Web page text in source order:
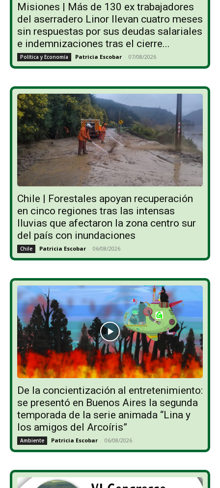
Misiones | Más de 130 ex trabajadores
del aserradero Linor llevan cuatro meses
sin respuestas por sus deudas salariales
e indemnizaciones tras el cierre...
Política y Economía Patricia Escobar - 07/08/2026
Chile | Forestales apoyan recuperación
en cinco regiones tras las intensas
lluvias que afectaron la zona centro sur
del país con inundaciones
Chile Patricia Escobar - 06/08/2026
De la concientización al entretenimiento:
se presentó en Buenos Aires la segunda
temporada de la serie animada “Lina y
los amigos del Arcoíris”
Ambiente Patricia Escobar - 06/08/2026